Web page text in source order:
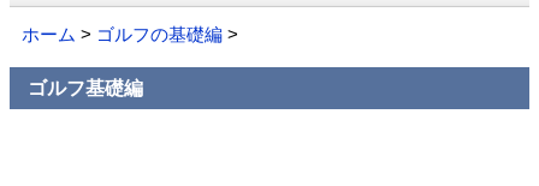
ホーム > ゴルフの基礎編 >
ゴルフ基礎編